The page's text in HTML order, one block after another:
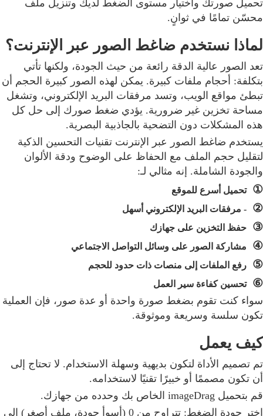
تحميل صورتك واختيار مستوى الضغط لديك وتنزيل ملف
محسّن تمامًا في ثوانٍ.
لماذا نستخدم ضاغط الصور عبر الإنترنت؟
تعد الصور عالية الدقة رائعة من حيث الجودة، ولكنها تأتي
بتكلفة: أحجام ملفات كبيرة. يمكن لهذه الصور كبيرة الحجم أن
تبطئ مواقع الويب، وتسد مرفقات البريد الإلكتروني، وتشغل
مساحة تخزين غير ضرورية. يؤدي ضغط صورك إلى حل كل
هذه المشكلات دون التضحية بالجاذبية البصرية.
يستخدم ضاغط الصور عبر الإنترنت تقنيات التحسين الذكية
لتقليل حجم الملف مع الحفاظ على الوضوح ودقة الألوان
والجودة الشاملة. إنه مثالي لـ:
① تحميل أسرع للموقع
② - مرفقات البريد الإلكتروني أسهل
③ حفظ التخزين على جهازك
④ مشاركة الصور على وسائل التواصل الاجتماعي
⑤ رفع الملفات إلى منصات ذات حدود للحجم
⑥ تحسين كفاءة سير العمل
سواء كنت تقوم بضغط صورة واحدة أو عدة صور، فإن العملية
تكون سلسة وسريعة وموثوقة.
كيف يعمل
تم تصميم الأداة لتكون بديهية وسهلة الاستخدام. لا تحتاج إلى
أن تكون مصممًا أو خبيرًا تقنيًا لاستخدامه.
قم بتحميل imageDrag الخاص بك وحدده من جهازك.
اختر جودة الضغط: تتراوح من 0 (أسوأ جودة، ملف أصغر) إلى